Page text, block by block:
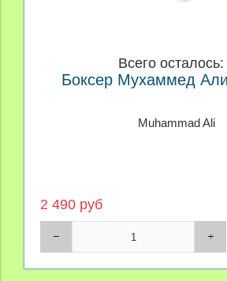
Всего осталось:
Боксер Мухаммед
Muhammad Ali
2 490 руб